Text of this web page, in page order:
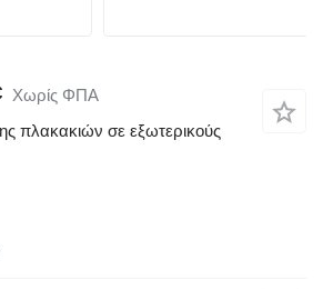
Χωρίς ΦΠΑ
πλακακιών σε εξωτερικούς